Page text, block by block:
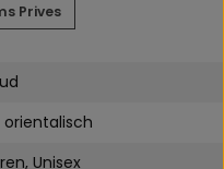
Prives
orientalisch
Unisex